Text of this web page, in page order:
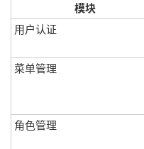
模块
用户认证
菜单管理
角色管理